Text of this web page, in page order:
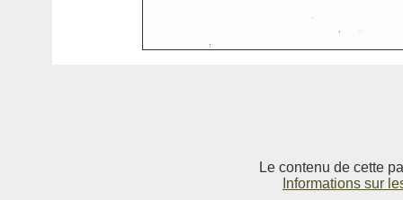
Le contenu de cette
Informations sur